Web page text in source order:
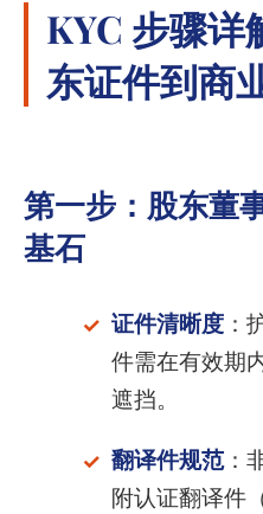
KYC 步骤详
东证件到商
第一步：股东董
基石
证件清晰度：
件需在有效期
遮挡。
翻译件规范：
附认证翻译件